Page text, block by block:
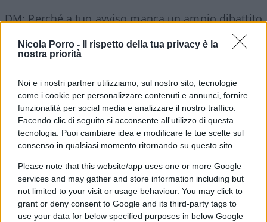
Nicola Porro -
Il rispetto della tua privacy è la
nostra priorità
Noi e i nostri partner utilizziamo, sul nostro sito, tecnologie
come i cookie per personalizzare contenuti e annunci, fornire
funzionalità per social media e analizzare il nostro traffico.
Facendo clic di seguito si acconsente all'utilizzo di questa
tecnologia. Puoi cambiare idea e modificare le tue scelte sul
consenso in qualsiasi momento ritornando su questo sito
Please note that this website/app uses one or more Google
services and may gather and store information including but
not limited to your visit or usage behaviour. You may click to
grant or deny consent to Google and its third-party tags to
use your data for below specified purposes in below Google
DM: Perché a tuo avviso manca un ampio dibattito
Intelligence, telemedicina per esempio – destinate
futuro?
NP: Me lo domando tutti i giorni! Servirebbe una
specie difact checkingper tutte le notizie che
annunciano mirabolanti imprese in seno alla
transizione digitale o, anche, che i giornalisti delle
redazioni scientifiche parlassero di più con i
colleghi della politica. I tempi sono cambiati:
qualche giorno fa Colao annunciava di voler